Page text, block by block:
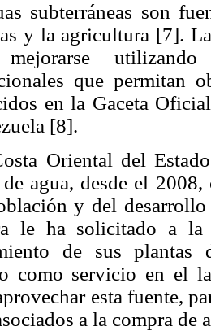
subterráneas son
y la agricultura [7].
mejorarse
que permitan
en la Gaceta
[8].
Oriental del
de agua, desde el
y del
le ha solicitado a
de sus
como servicio en el
esta fuente,
a la compra de